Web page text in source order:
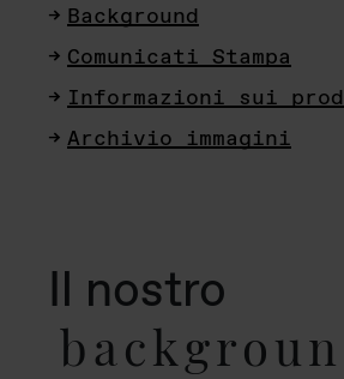
Background
Comunicati Stampa
Informazioni sui
Archivio immagini
Il nostro